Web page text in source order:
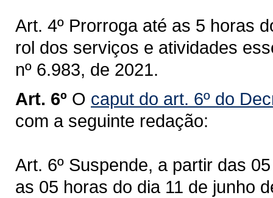
Art. 4º Prorroga até as 5 horas
rol dos serviços e atividades
nº 6.983, de 2021.
Art. 6º O caput do art. 6º do
com a seguinte redação:
Art. 6º Suspende, a partir das
as 05 horas do dia 11 de junho